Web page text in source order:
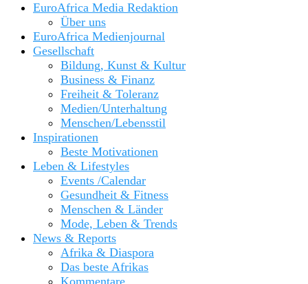
EuroAfrica Media Redaktion
Über uns
EuroAfrica Medienjournal
Gesellschaft
Bildung, Kunst & Kultur
Business & Finanz
Freiheit & Toleranz
Medien/Unterhaltung
Menschen/Lebensstil
Inspirationen
Beste Motivationen
Leben & Lifestyles
Events /Calendar
Gesundheit & Fitness
Menschen & Länder
Mode, Leben & Trends
News & Reports
Afrika & Diaspora
Das beste Afrikas